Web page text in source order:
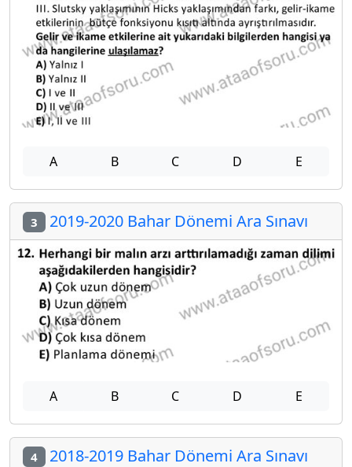
A B C D E
3 2019-2020 Bahar Dönemi Ara Sınavı
A B C D E
4 2018-2019 Bahar Dönemi Ara Sınavı